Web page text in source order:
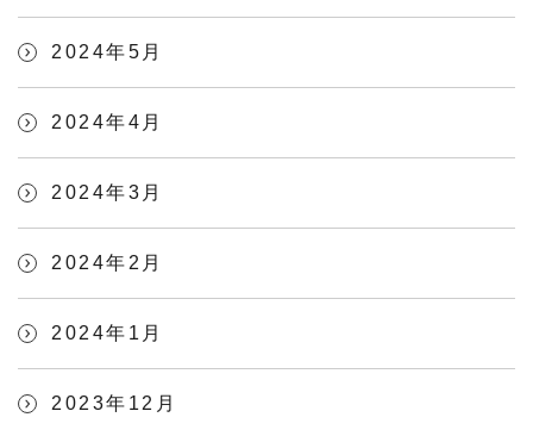
2024年5月
2024年4月
2024年3月
2024年2月
2024年1月
2023年12月